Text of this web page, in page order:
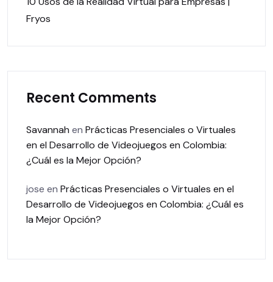
Fryos
Recent Comments
Savannah en Prácticas Presenciales o Virtuales
en el Desarrollo de Videojuegos en Colombia:
¿Cuál es la Mejor Opción?
jose en Prácticas Presenciales o Virtuales en el
Desarrollo de Videojuegos en Colombia: ¿Cuál es
la Mejor Opción?